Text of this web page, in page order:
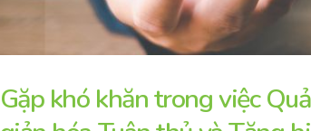
Gặp khó khăn trong việc